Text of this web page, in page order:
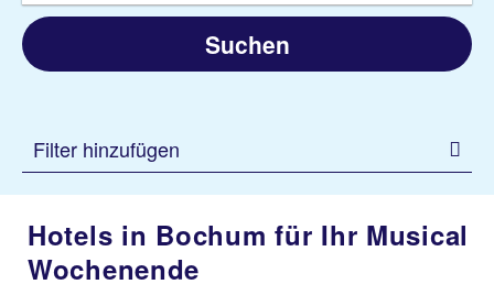
Suchen
Filter hinzufügen
Hotels in Bochum für Ihr Musical
Wochenende